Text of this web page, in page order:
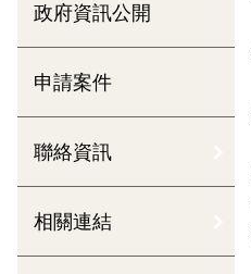
政府資訊公開
申請案件
聯絡資訊
相關連結